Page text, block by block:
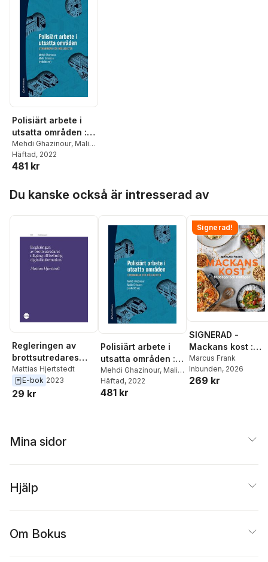
Polisiärt arbete i
utsatta områden :
utmaningar och
möjligheter
Mehdi Ghazinour, Malin
Eriksson,Gunnar
Appelgren
Lundmark,Ingvar
Padyab
Häftad, 2022
481 kr
Du kanske också är intresserad av
Regleringen av
brottsutredares
tillgång till befintlig
digital information
Mattias Hjertstedt
E-bok 2023
29 kr
Polisiärt arbete i
utsatta områden :
utmaningar och
möjligheter
Mehdi Ghazinour, Malin
Eriksson,Gunnar
Appelgren
Häftad, 2022
481 kr
Signerad!
SIGNERAD -
Mackans kost :
Middagar och
matlådor
Marcus Frank
Inbunden, 2026
269 kr
Mina sidor
Hjälp
Om Bokus